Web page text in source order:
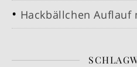
Hackbällchen Auflauf